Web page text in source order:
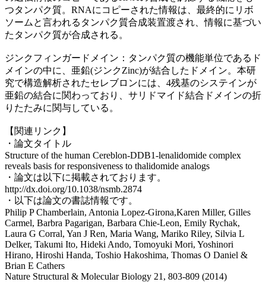
つタンパク質。RNAにコピーされた情報は、最終的にリボ
ソームと言われるタンパク質合成装置渡され、情報に基づい
たタンパク質が合成される。
ジンクフィンガードメイン：タンパク質の機能単位であるド
メインの中に、亜鉛(ジンクZinc)が結合したドメイン。本研
究で構造解析されたセレブロンには、4残基のシステインが
亜鉛の結合に関わっており、サリドマイド結合ドメインの折
りたたみに関与している。
【関連リンク】
・論文タイトル
Structure of the human ​Cereblon-​DDB1-​lenalidomide complex
reveals basis for responsiveness to thalidomide analogs
・論文は以下に掲載されております。
http://dx.doi.org/10.1038/nsmb.2874
・以下は論文の書誌情報です。
Philip P Chamberlain, Antonia Lopez-Girona,Karen Miller, Gilles
Carmel, Barbra Pagarigan, Barbara Chie-Leon, Emily Rychak,
Laura G Corral, Yan J Ren, Maria Wang, Mariko Riley, Silvia L
Delker, Takumi Ito, Hideki Ando, Tomoyuki Mori, Yoshinori
Hirano, Hiroshi Handa, Toshio Hakoshima, Thomas O Daniel &
Brian E Cathers
Nature Structural & Molecular Biology 21, 803-809 (2014)